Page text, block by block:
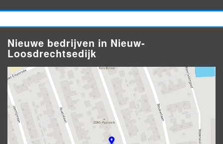
Nieuwe bedrijven in Nieuw-
Loosdrechtsedijk